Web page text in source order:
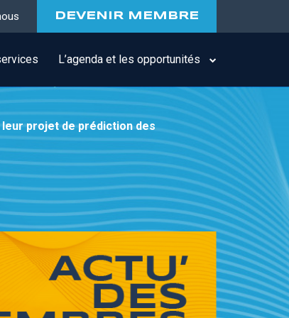
DEVENIR MEMBRE
L’agenda et les opportunités
leur projet de prédiction des